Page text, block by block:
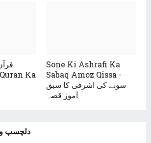
Sone Ki Ashrafi Ka
Sabaq Amoz Qissa -
سونے کی اشرفی کا سبق
آموز قصہ
دلچسپ